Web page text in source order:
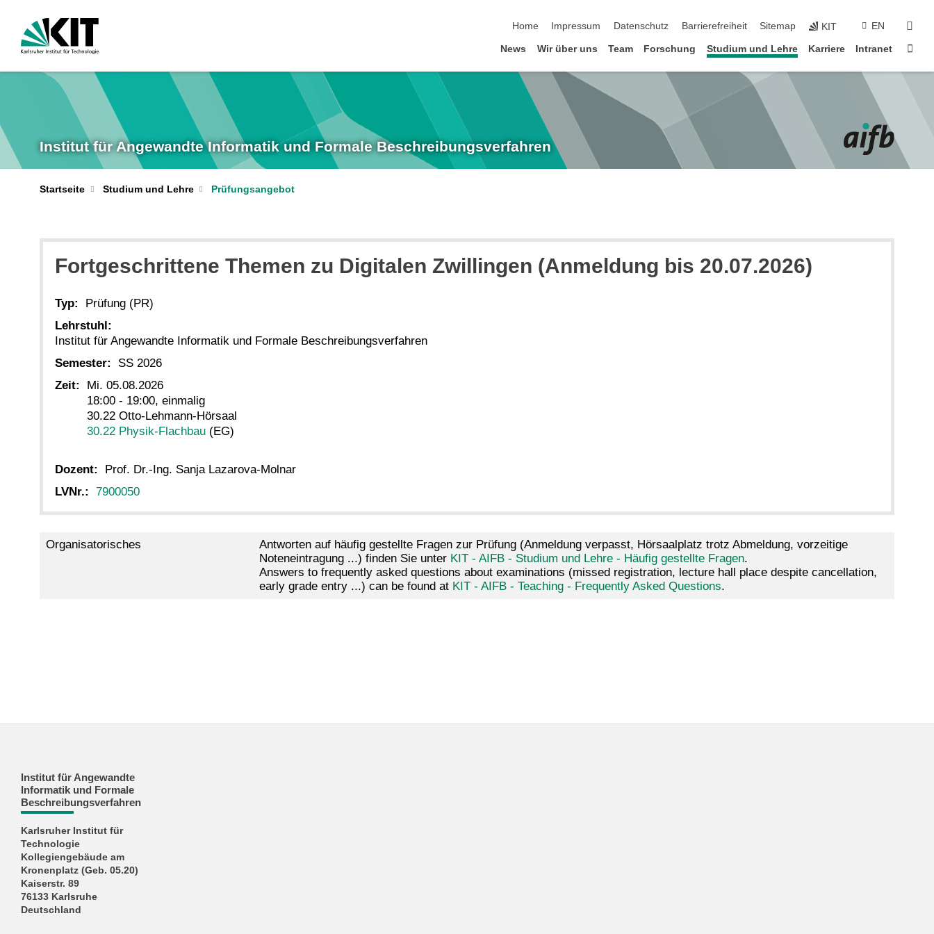
Home
Impressum Datenschutz Barrierefreiheit Sitemap KIT EN
News Wir über uns Team Forschung Studium und Lehre Karriere Intranet
Institut für Angewandte Informatik und Formale Beschreibungsverfahren
Startseite Studium und Lehre Prüfungsangebot
Fortgeschrittene Themen zu Digitalen Zwillingen (Anmeldung bis 20.07.2026)
Typ:
Prüfung (PR)
Lehrstuhl:
Institut für Angewandte Informatik und Formale Beschreibungsverfahren
Semester:
SS 2026
Zeit:
Mi. 05.08.2026
18:00 - 19:00, einmalig
30.22 Otto-Lehmann-Hörsaal
30.22 Physik-Flachbau (EG)
Dozent:
Prof. Dr.-Ing. Sanja Lazarova-Molnar
LVNr.:
7900050
Organisatorisches
Antworten auf häufig gestellte Fragen zur Prüfung (Anmeldung verpasst, Hörsaalplatz trotz Abmeldung, vorzeitige
Noteneintragung ...) finden Sie unter KIT - AIFB - Studium und Lehre - Häufig gestellte Fragen.
Answers to frequently asked questions about examinations (missed registration, lecture hall place despite cancellation,
early grade entry ...) can be found at KIT - AIFB - Teaching - Frequently Asked Questions.
Institut für Angewandte
Informatik und Formale
Beschreibungsverfahren
Karlsruher Institut für
Technologie
Kollegiengebäude am
Kronenplatz (Geb. 05.20)
Kaiserstr. 89
76133 Karlsruhe
Deutschland